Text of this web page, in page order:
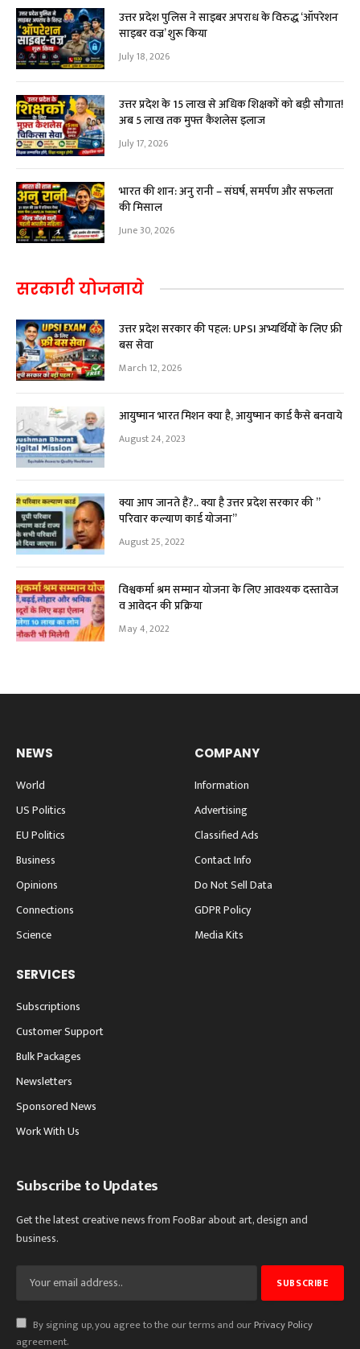
उत्तर प्रदेश पुलिस ने साइबर अपराध के विरुद्ध ‘ऑपरेशन
साइबर वज्र’ शुरू किया
July 18, 2026
उत्तर प्रदेश के 15 लाख से अधिक शिक्षकों को बड़ी सौगात!
अब ₹5 लाख तक मुफ्त कैशलेस इलाज
July 17, 2026
भारत की शान: अनु रानी – संघर्ष, समर्पण और सफलता
की मिसाल
June 30, 2026
सरकारी योजनाये
उत्तर प्रदेश सरकार की पहल: UPSI अभ्यर्थियों के लिए फ्री
बस सेवा
March 12, 2026
आयुष्मान भारत मिशन क्या है, आयुष्मान कार्ड कैसे बनवाये
August 24, 2023
क्या आप जानते हैं?.. क्या है उत्तर प्रदेश सरकार की ”
परिवार कल्याण कार्ड योजना”
August 25, 2022
विश्वकर्मा श्रम सम्मान योजना के लिए आवश्यक दस्तावेज
व आवेदन की प्रक्रिया
May 4, 2022
NEWS
World
US Politics
EU Politics
Business
Opinions
Connections
Science
COMPANY
Information
Advertising
Classified Ads
Contact Info
Do Not Sell Data
GDPR Policy
Media Kits
SERVICES
Subscriptions
Customer Support
Bulk Packages
Newsletters
Sponsored News
Work With Us
Subscribe to Updates
Get the latest creative news from FooBar about art, design and
business.
By signing up, you agree to the our terms and ourPrivacy Policy
agreement.